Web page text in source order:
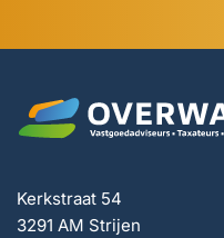
Kerkstraat 54
3291 AM Strijen